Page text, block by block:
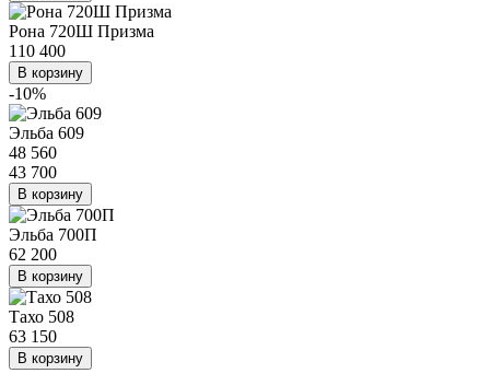
Рона 720Ш Призма
110 400
В корзину
-10%
Эльба 609
48 560
43 700
В корзину
Эльба 700П
62 200
В корзину
Тахо 508
63 150
В корзину